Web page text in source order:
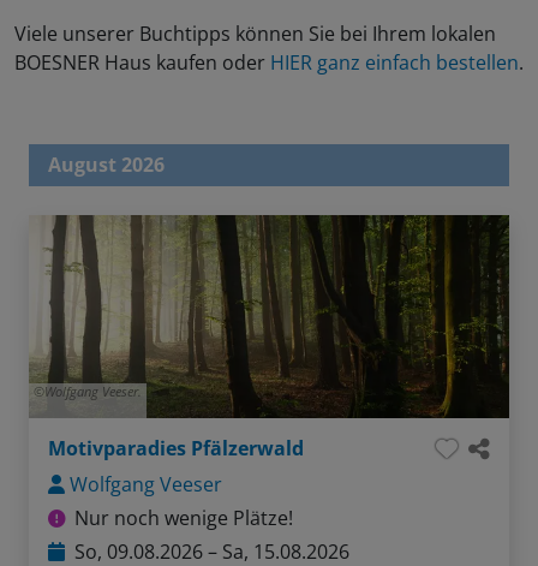
Viele unserer Buchtipps können Sie bei Ihrem lokalen
BOESNER Haus kaufen oder HIER ganz einfach bestellen.
August 2026
Wolfgang Veeser.
Motivparadies Pfälzerwald
Wolfgang Veeser
Nur noch wenige Plätze!
So, 09.08.2026 – Sa, 15.08.2026